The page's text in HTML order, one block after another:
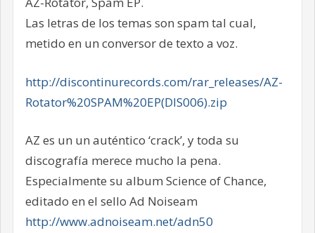
Las letras de los temas son spam tal cual,
metido en un conversor de texto a voz.
http://discontinurecords.com/rar_releases/AZ-
Rotator%20SPAM%20EP(DIS006).zip
AZ es un un auténtico ‘crack’, y toda su
discografía merece mucho la pena.
Especialmente su album Science of Chance,
editado en el sello Ad Noiseam
http://www.adnoiseam.net/adn50